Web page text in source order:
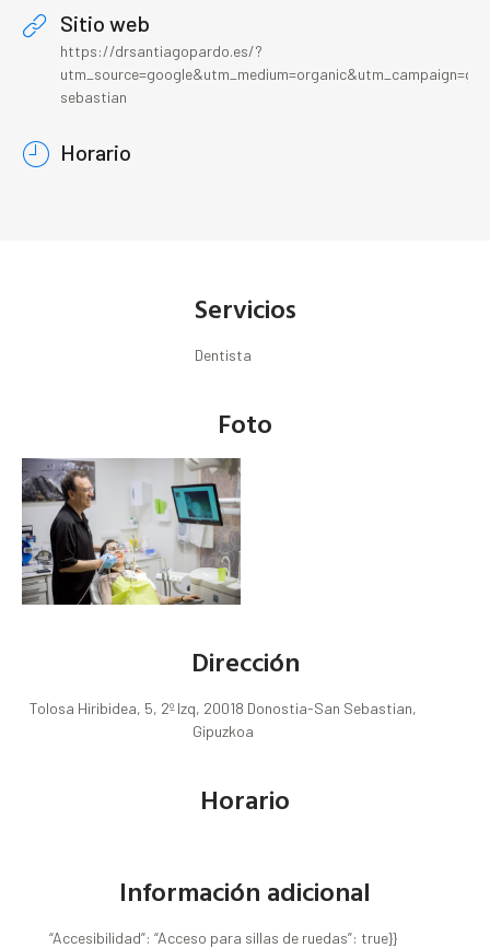
Sitio web
https://drsantiagopardo.es/?
sebastian
Horario
Servicios
Dentista
Foto
Dirección
Tolosa Hiribidea, 5, 2º Izq, 20018 Donostia-San Sebastian,
Gipuzkoa
Horario
Información adicional
“Accesibilidad”: “Acceso para sillas de ruedas”: true}}